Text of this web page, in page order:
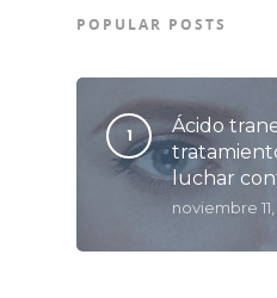
POPULAR POSTS
Ácido
luchar
noviembre